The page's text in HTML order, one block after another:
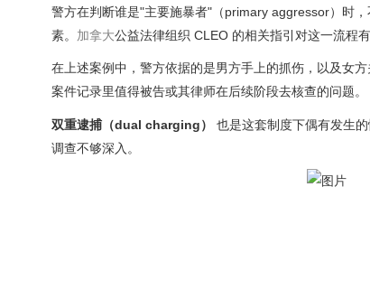
警方在判断谁是"主要施暴者"（primary aggressor）时
素。 加拿大公益法律组织 CLEO 的相关指引对这一流程有
在上述案例中，警方依据的是男方手上的抓伤，以及
案件记录里值得被告或其律师在后续阶段去核查的问题。
双重逮捕（dual charging）
也是这套制度下偶有发生
调查不够深入。